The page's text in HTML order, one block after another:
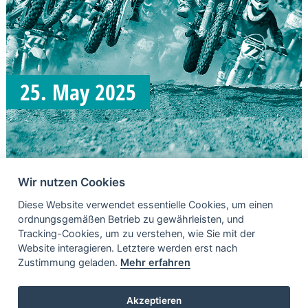
25. May 2025
WEITERE INHALTE
Wir nutzen Cookies
Diese Website verwendet essentielle Cookies, um einen
ordnungsgemäßen Betrieb zu gewährleisten, und
Tracking-Cookies, um zu verstehen, wie Sie mit der
Website interagieren. Letztere werden erst nach
Zustimmung geladen. Mehr erfahren
Akzeptieren